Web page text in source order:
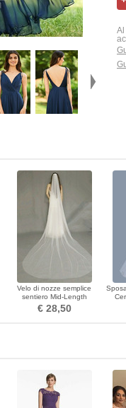
Al
Velo di nozze semplice
sentiero Mid-Length
primavera
€ 28,50